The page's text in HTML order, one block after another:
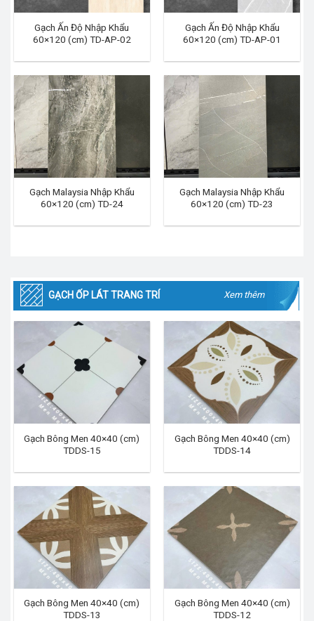
Gạch Ấn Độ Nhập Khẩu
60×120 (cm) TD-AP-02
Gạch Ấn Độ Nhập Khẩu
60×120 (cm) TD-AP-01
Gạch Malaysia Nhập Khẩu
60×120 (cm) TD-24
Gạch Malaysia Nhập Khẩu
60×120 (cm) TD-23
GẠCH ỐP LÁT TRANG TRÍ Xem thêm
Gạch Bông Men 40×40 (cm)
TDDS-15
Gạch Bông Men 40×40 (cm)
TDDS-14
Gạch Bông Men 40×40 (cm)
TDDS-13
Gạch Bông Men 40×40 (cm)
TDDS-12